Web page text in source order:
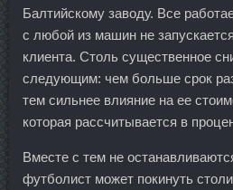
Балтийскому заводу. Все
с любой из машин не
клиента. Столь существенное
следующим: чем больше срок
тем сильнее влияние на ее
которая рассчитывается в
Вместе с тем не
футболист может покинуть